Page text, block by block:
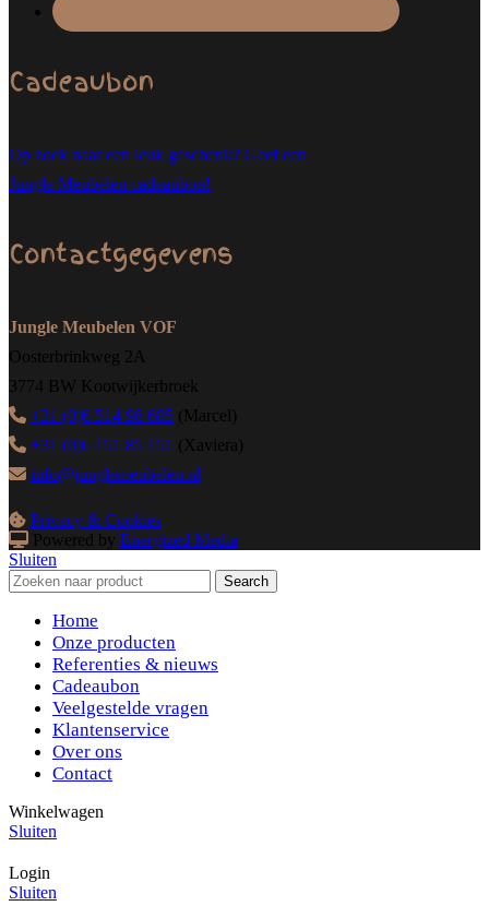
Cadeaubon
Op zoek naar een leuk geschenk? Geef een
Jungle Meubelen cadeaubon!
Contactgegevens
Jungle Meubelen VOF
Oosterbrinkweg 2A
3774 BW Kootwijkerbroek
+31 (0)6 514 98 685 (Marcel)
+31 (0)6 151 85 151 (Xaviera)
info@junglemeubelen.nl
Privacy & Cookies
Powered by Energized Media
Sluiten
Search
Home
Onze producten
Referenties & nieuws
Cadeaubon
Veelgestelde vragen
Klantenservice
Over ons
Contact
Winkelwagen
Sluiten
Login
Sluiten